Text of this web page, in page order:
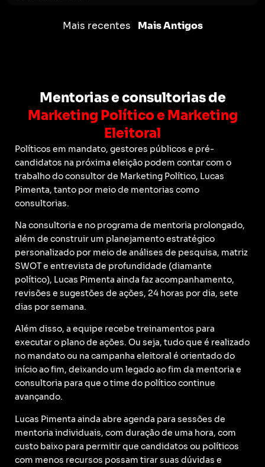
Mais recentes Mais Antigos
Mentorias e consultorias de
Marketing Político e Marketing
Eleitoral
Políticos em mandato, gestores públicos e pré-
candidatos na próxima eleição podem contar com o
trabalho do consultor de Marketing Político, Lucas
Pimenta, tanto por meio de mentorias como
consultorias.
Na consultoria e no programa de mentoria prolongado,
além de construir um planejamento estratégico
personalizado por meio de análises de pesquisa, matriz
SWOT e entrevista de profundidade (diamante
político), Lucas Pimenta ainda faz acompanhamento,
revisões e sugestões de ações, 24 horas por dia, sete
dias por semana.
Além disso, a equipe recebe treinamentos para
executar o plano de ações. Ou seja, tudo que é realizado
no mandato ou na campanha eleitoral é orientado do
início ao fim, deixando um legado ao fim da mentoria e
consultoria para que o time do político continue
avançando.
Lucas Pimenta ainda abre agenda para sessões de
mentoria individuais, com duração de uma hora, com
custo baixo para permitir que candidatos ou políticos
com menos recursos possam tirar suas dúvidas e